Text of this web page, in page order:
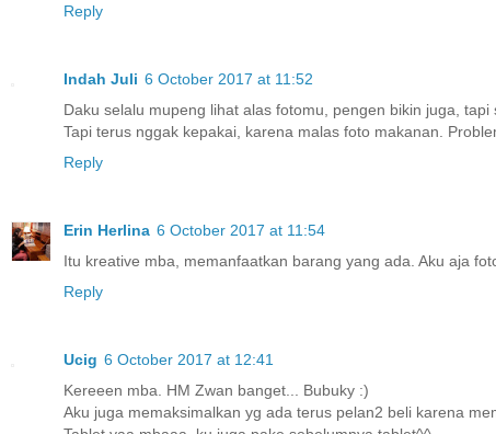
Reply
Indah Juli 6 October 2017 at 11:52
Daku selalu mupeng lihat alas fotomu, pengen bikin juga,
Tapi terus nggak kepakai, karena malas foto makanan.
Reply
Erin Herlina 6 October 2017 at 11:54
Itu kreative mba, memanfaatkan barang yang ada. Aku aja
Reply
Ucig 6 October 2017 at 12:41
Kereeen mba. HM Zwan banget... Bubuky :)
Aku juga memaksimalkan yg ada terus pelan2 beli karena